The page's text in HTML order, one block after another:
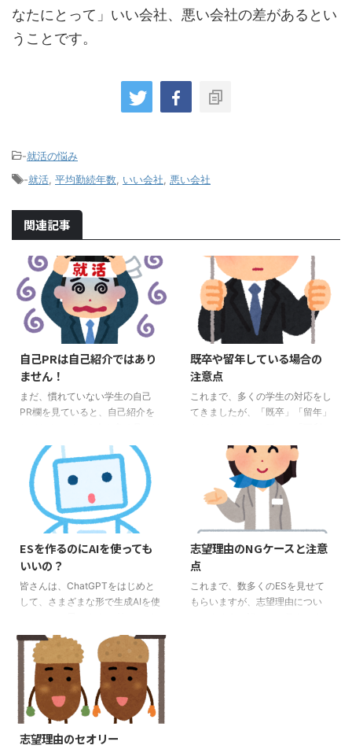
なたにとって」いい会社、悪い会社の差があるとい
うことです。
-就活の悩み
-就活 平均勤続年数 いい会社 悪い会社
関連記事
自己PRは自己紹介ではあり
ません！
まだ、慣れていない学生の自己
PR欄を見ていると、自己紹介を
ます。 自己PRのときに、「私
は、コミュニケーション能力が高
く、誰とでも仲良くできます。」
これは、NGです。確かに、企業
の求める人物像には良く「コミュ
ニケーション能力」とは書いてあ
くできる」ということは、コミュ
ニケーション能力の一つには違い
ませんが、企業の求めるコミュニ
ケーション能力ではありません。
紹介なんです。 まず、企業の目
線に立ってください。 「誰と ...
既卒や留年している場合の
注意点
これまで、多くの学生の対応をし
てきましたが、「既卒」「留年」
と思われる状況にある学生もいま
す。 本当のことを言うと、「既
卒」か「留年」というだけで不利
にはあまりなりません。大切なこ
とは、 「理由」が何か その「理
由」をESに書いているかどうか
ていない場合、確実に「不利」に
なります。 「既卒」「留年」の
場合の理由の書き方 皆さんが就
活をしていると、最近のブーム
ESを作るのにAIを使っても
いいの？
皆さんは、ChatGPTをはじめと
して、さまざまな形で生成AIを使
ート作成などにおいても、生成AI
を使うと便利だということは知っ
ているかもしれません。ただ、気
を付けないとならないことは、生
成AIを使って書いたものは、自分
のものになっていない場合は使っ
てはNGだということも知ってい
ると思います。 レポートを書か
志望理由のNGケースと注意
点
これまで、数多くのESを見せて
もらいますが、志望理由につい
志望理由のセオリー